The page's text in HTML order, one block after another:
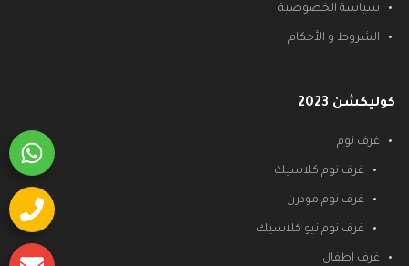
سياسة الخصوصية
الشروط و الأحكام
كوليكشن 2023
غرف نوم
غرف نوم كلاسيك
غرف نوم مودرن
غرف نوم نيو كلاسيك
غرف اطفال